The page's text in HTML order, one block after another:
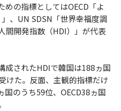
めの指標としてはOECD「よ
、UN SDSN「世界幸福度調
間開発指数（HDI）」が代表
成されたHDIで韓国は188ヵ国
けた。反面、主観的指標だけ
国のうち59位、OECD38ヵ国